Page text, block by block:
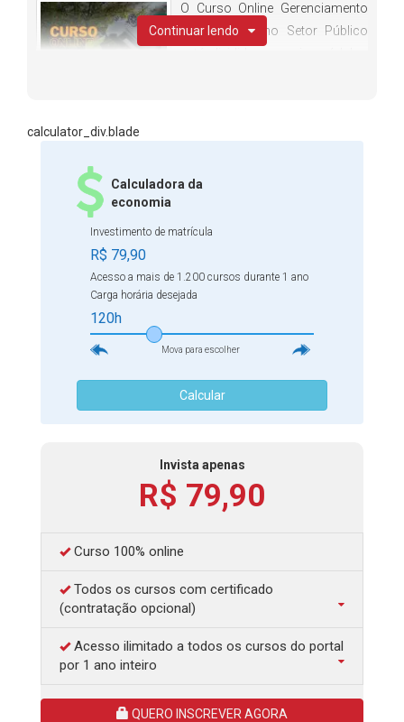
O Curso Online Gerenciamento
de Resíduos no Setor Público
está a Política Nacional de Resíduos Sólidos, a PNRS,
implementada pelo governo brasileiro e de extrema
importância para o problema do lixo no país. Também
vamos falar como funciona o sistema de resíduos
sólidos urbanos nas cidades do Brasil e por que ele é tão
necessário para a sociedade. Você vai aprender como é
feito o monitoramento dos resíduos, além de entender
como funciona a relação entre resíduos e meio ambiente.
Selecionamos vários materiais extras, divididos em
aprendizado. Então, não perca mais tempo e comece
agora seus estudos!
Continuar lendo
calculator_div.blade
Calculadora da
economia
Investimento de matrícula
R$ 79,90
Acesso a mais de 1.200 cursos durante 1 ano
Carga horária desejada
120h
Mova para escolher
Calcular
Invista apenas
R$ 79,90
Curso 100% online
Todos os cursos com certificado
(contratação opcional)
Acesso ilimitado a todos os cursos do portal
por 1 ano inteiro
QUERO INSCREVER AGORA